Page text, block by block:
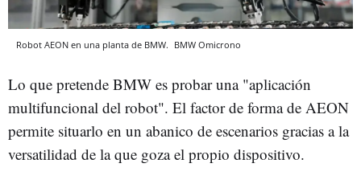
Robot AEON en una planta de BMW. BMW Omicrono
Lo que pretende BMW es probar una "aplicación
multifuncional del robot". El factor de forma de AEON
permite situarlo en un abanico de escenarios gracias a la
versatilidad de la que goza el propio dispositivo.